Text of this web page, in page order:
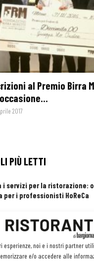
esperienze, noi e i nostri partner
e/o accedere alle
al Premio Birra
2017
PIÙ LETTI
i servizi per la ristorazione:
i professionisti HoReCa
se si è in vacanza)
gestione. Le ultime